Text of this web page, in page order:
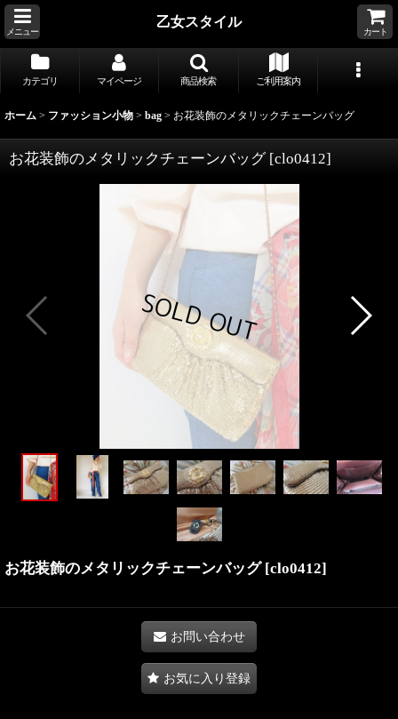
メニュー
乙女スタイル
カート
カテゴリ マイページ 商品検索 ご利用案内
ホーム > ファッション小物 > bag > お花装飾のメタリックチェーンバッグ
お花装飾のメタリックチェーンバッグ [clo0412]
お花装飾のメタリックチェーンバッグ [clo0412]
お問い合わせ
お気に入り登録